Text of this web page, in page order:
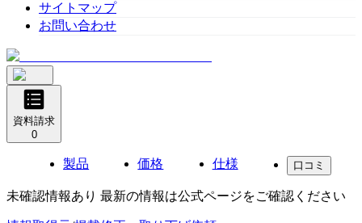
サイトマップ
お問い合わせ
資料請求
0
製品 価格 仕様 口コミ
未確認情報あり 最新の情報は公式ページをご確認ください